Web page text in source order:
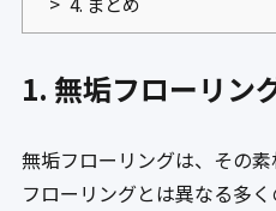
1. 無垢フローリン
無垢フローリングは、その
フローリングとは異なる多